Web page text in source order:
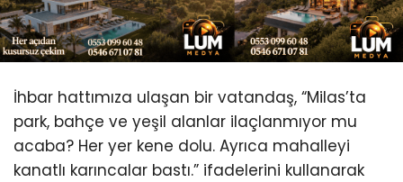
Instagram
Youtube
İhbar hattımıza ulaşan bir vatandaş, “Milas’ta
park, bahçe ve yeşil alanlar ilaçlanmıyor mu
acaba? Her yer kene dolu. Ayrıca mahalleyi
kanatlı karıncalar bastı.” ifadelerini kullanarak